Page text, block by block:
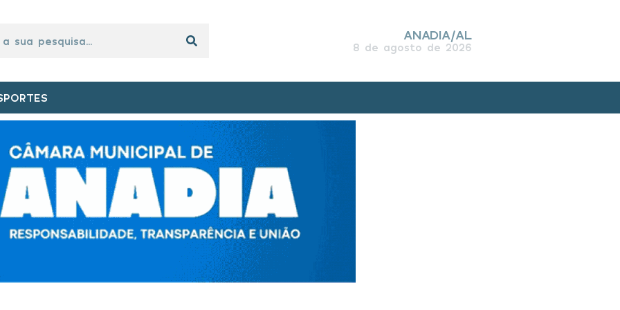
ANADIA/AL
8 de agosto de 2026